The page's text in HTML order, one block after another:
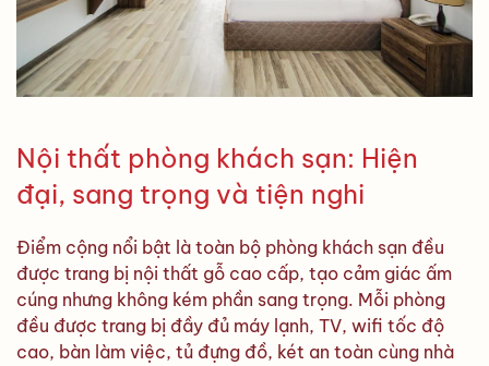
Nội thất phòng khách sạn: Hiện
đại, sang trọng và tiện nghi
Điểm cộng nổi bật là toàn bộ phòng khách sạn đều
được trang bị nội thất gỗ cao cấp, tạo cảm giác ấm
cúng nhưng không kém phần sang trọng. Mỗi phòng
đều được trang bị đầy đủ máy lạnh, TV, wifi tốc độ
cao, bàn làm việc, tủ đựng đồ, két an toàn cùng nhà